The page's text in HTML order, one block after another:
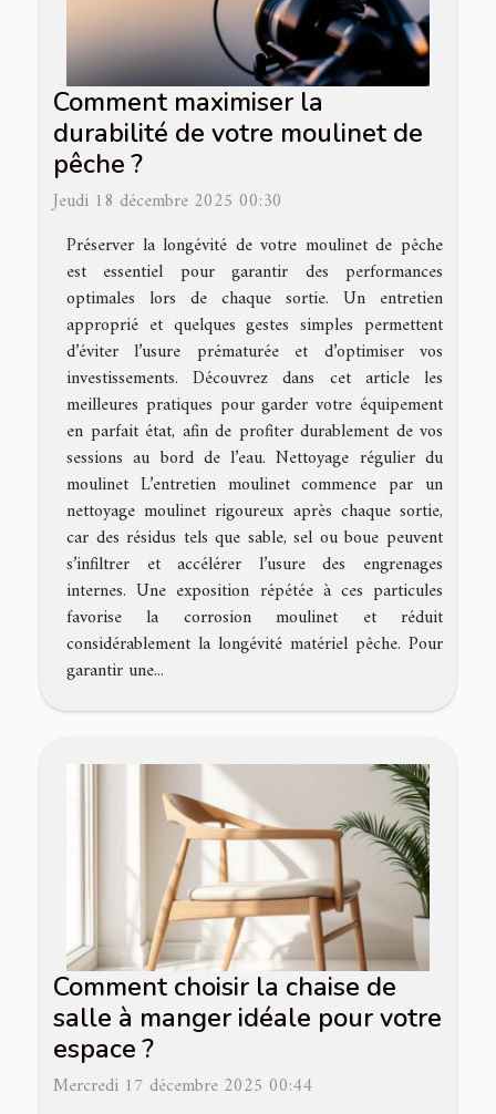
Comment maximiser la
durabilité de votre moulinet de
pêche ?
Jeudi 18 décembre 2025 00:30
Préserver la longévité de votre moulinet de pêche
est essentiel pour garantir des performances
optimales lors de chaque sortie. Un entretien
approprié et quelques gestes simples permettent
d’éviter l’usure prématurée et d’optimiser vos
investissements. Découvrez dans cet article les
meilleures pratiques pour garder votre équipement
en parfait état, afin de profiter durablement de vos
sessions au bord de l’eau. Nettoyage régulier du
moulinet L’entretien moulinet commence par un
nettoyage moulinet rigoureux après chaque sortie,
car des résidus tels que sable, sel ou boue peuvent
s’infiltrer et accélérer l’usure des engrenages
internes. Une exposition répétée à ces particules
favorise la corrosion moulinet et réduit
considérablement la longévité matériel pêche. Pour
garantir une...
Comment choisir la chaise de
salle à manger idéale pour votre
espace ?
Mercredi 17 décembre 2025 00:44